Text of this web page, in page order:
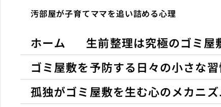
汚部屋が子育てママを追い詰める心理
ホーム 生前整理は究極のゴミ屋
ゴミ屋敷を予防する日々の小さな
孤独がゴミ屋敷を生む心のメカニズ